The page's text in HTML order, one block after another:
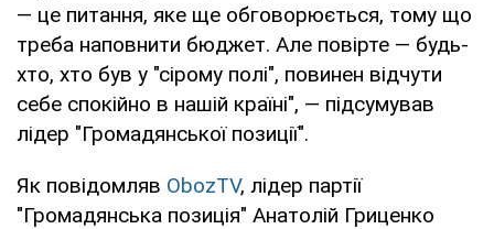
— це питання, яке ще обговорюється, тому що
треба наповнити бюджет. Але повірте — будь-
хто, хто був у "сірому полі", повинен відчути
себе спокійно в нашій країні", — підсумував
лідер "Громадянської позиції".
Як повідомляв ObozTV, лідер партії
"Громадянська позиція" Анатолій Гриценко